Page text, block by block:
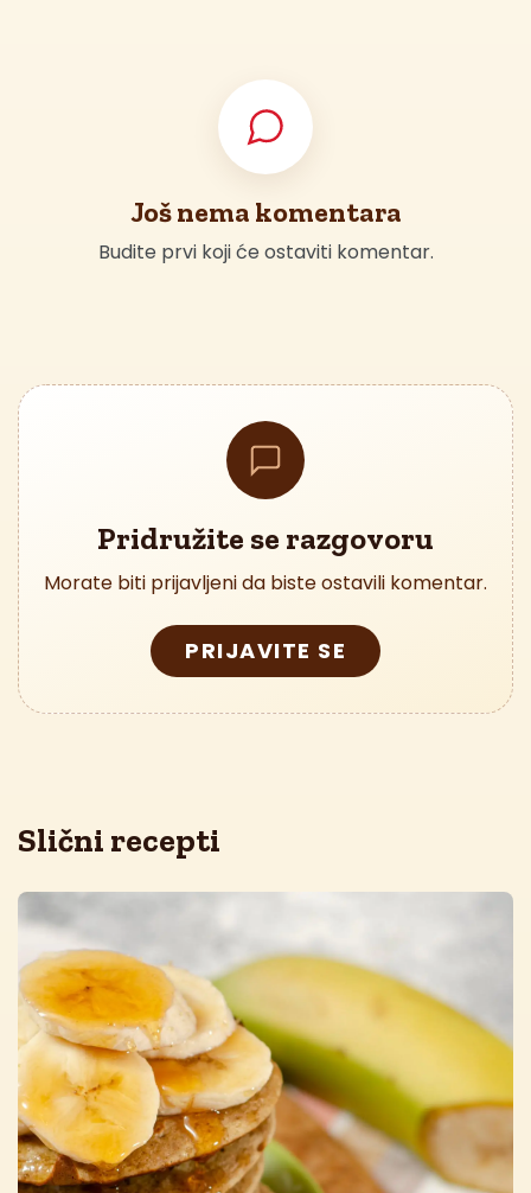
Još nema komentara
Budite prvi koji će ostaviti komentar.
Pridružite se razgovoru
Morate biti prijavljeni da biste ostavili komentar.
PRIJAVITE SE
Slični recepti